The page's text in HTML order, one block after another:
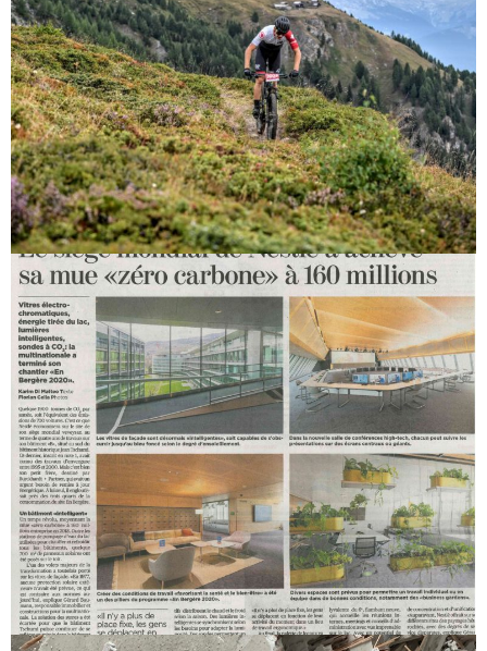
Félicitations à notre apprenti Guillaume!